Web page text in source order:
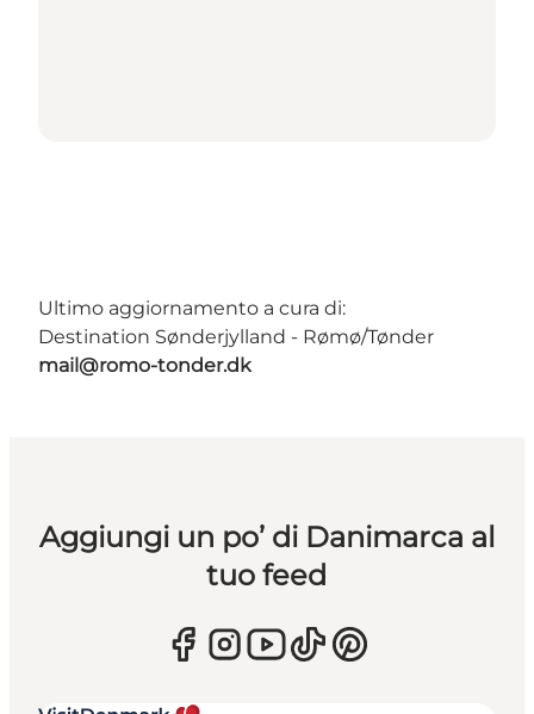
Ultimo aggiornamento a cura di:
Destination Sønderjylland - Rømø/Tønder
mail@romo-tonder.dk
Aggiungi un po’ di Danimarca al
tuo feed